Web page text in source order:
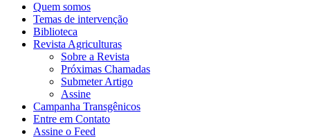
Quem somos
Temas de intervenção
Biblioteca
Revista Agriculturas
Sobre a Revista
Próximas Chamadas
Submeter Artigo
Assine
Campanha Transgênicos
Entre em Contato
Assine o Feed